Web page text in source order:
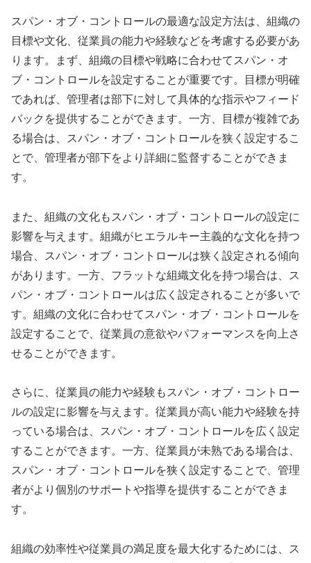
スパン・オブ・コントロールの最適な設定方法は、組織の
目標や文化、従業員の能力や経験などを考慮する必要があ
ります。まず、組織の目標や戦略に合わせてスパン・オ
ブ・コントロールを設定することが重要です。目標が明確
であれば、管理者は部下に対して具体的な指示やフィード
バックを提供することができます。一方、目標が複雑であ
る場合は、スパン・オブ・コントロールを狭く設定するこ
とで、管理者が部下をより詳細に監督することができま
す。
また、組織の文化もスパン・オブ・コントロールの設定に
影響を与えます。組織がヒエラルキー主義的な文化を持つ
場合、スパン・オブ・コントロールは狭く設定される傾向
があります。一方、フラットな組織文化を持つ場合は、ス
パン・オブ・コントロールは広く設定されることが多いで
す。組織の文化に合わせてスパン・オブ・コントロールを
設定することで、従業員の意欲やパフォーマンスを向上さ
せることができます。
さらに、従業員の能力や経験もスパン・オブ・コントロー
ルの設定に影響を与えます。従業員が高い能力や経験を持
っている場合は、スパン・オブ・コントロールを広く設定
することができます。一方、従業員が未熟である場合は、
スパン・オブ・コントロールを狭く設定することで、管理
者がより個別のサポートや指導を提供することができま
す。
組織の効率性や従業員の満足度を最大化するためには、ス